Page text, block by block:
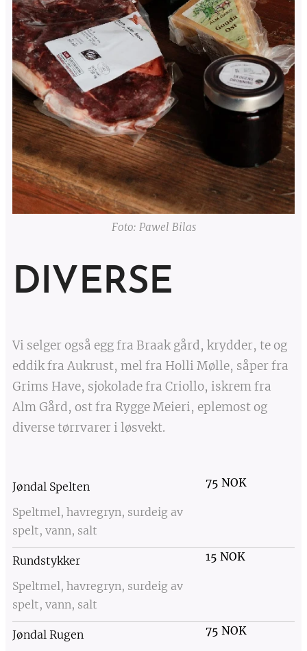
Foto: Pawel Bilas
DIVERSE
Vi selger også egg fra Braak gård, krydder, te og
eddik fra Aukrust, mel fra Holli Mølle, såper fra
Grims Have, sjokolade fra Criollo, iskrem fra
Alm Gård, ost fra Rygge Meieri, eplemost og
diverse tørrvarer i løsvekt.
Jøndal Spelten
Speltmel, havregryn, surdeig av
spelt, vann, salt
75 NOK
Rundstykker
Speltmel, havregryn, surdeig av
spelt, vann, salt
15 NOK
Jøndal Rugen 75 NOK